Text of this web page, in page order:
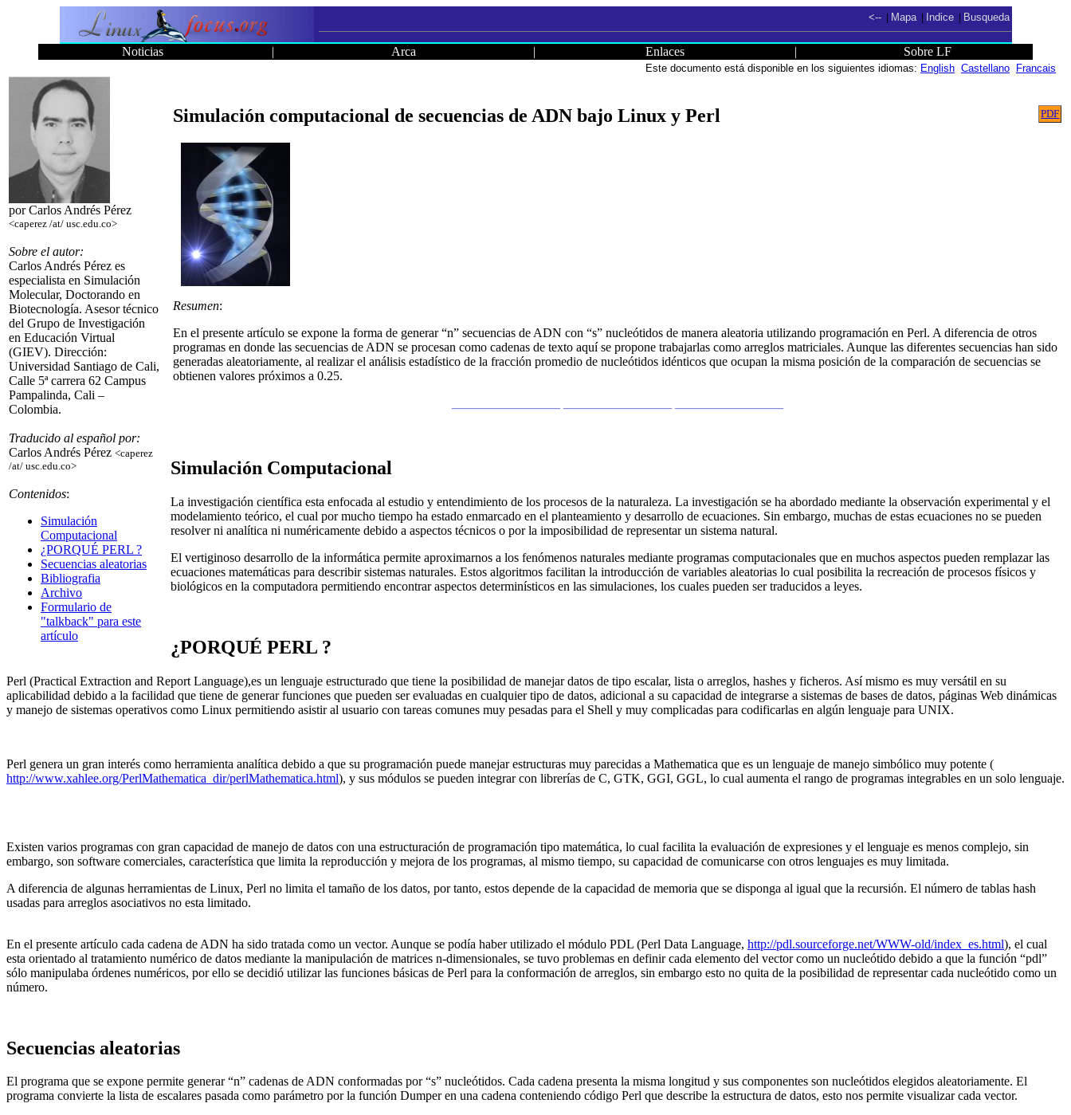
<--| Mapa| Indice| Busqueda
Noticias | Arca | Enlaces | Sobre LF
Este documento está disponible en los siguientes idiomas: English Castellano Francais
por Carlos Andrés Pérez
<caperez /at/ usc.edu.co>
Sobre el autor:
Carlos Andrés Pérez es
especialista en Simulación
Molecular, Doctorando en
Biotecnología. Asesor técnico
del Grupo de Investigación
en Educación Virtual
(GIEV). Dirección:
Universidad Santiago de Cali,
Calle 5ª carrera 62 Campus
Pampalinda, Cali –
Colombia.
Traducido al español por:
Carlos Andrés Pérez <caperez
/at/ usc.edu.co>
Contenidos:
Simulación
Computacional
¿PORQUÉ PERL ?
Secuencias aleatorias
Bibliografia
Archivo
Formulario de
"talkback" para este
artículo
PDF
Simulación computacional de secuencias de ADN bajo Linux y Perl
Resumen:
En el presente artículo se expone la forma de generar “n” secuencias de ADN con “s” nucleótidos de manera aleatoria utilizando programación en Perl. A diferencia de otros
programas en donde las secuencias de ADN se procesan como cadenas de texto aquí se propone trabajarlas como arreglos matriciales. Aunque las diferentes secuencias han sido
generadas aleatoriamente, al realizar el análisis estadístico de la fracción promedio de nucleótidos idénticos que ocupan la misma posición de la comparación de secuencias se
obtienen valores próximos a 0.25.
Simulación Computacional
La investigación científica esta enfocada al estudio y entendimiento de los procesos de la naturaleza. La investigación se ha abordado mediante la observación experimental y el
modelamiento teórico, el cual por mucho tiempo ha estado enmarcado en el planteamiento y desarrollo de ecuaciones. Sin embargo, muchas de estas ecuaciones no se pueden
resolver ni analítica ni numéricamente debido a aspectos técnicos o por la imposibilidad de representar un sistema natural.
El vertiginoso desarrollo de la informática permite aproximarnos a los fenómenos naturales mediante programas computacionales que en muchos aspectos pueden remplazar las
ecuaciones matemáticas para describir sistemas naturales. Estos algoritmos facilitan la introducción de variables aleatorias lo cual posibilita la recreación de procesos físicos y
biológicos en la computadora permitiendo encontrar aspectos determinísticos en las simulaciones, los cuales pueden ser traducidos a leyes.
¿PORQUÉ PERL ?
Perl (Practical Extraction and Report Language),es un lenguaje estructurado que tiene la posibilidad de manejar datos de tipo escalar, lista o arreglos, hashes y ficheros. Así mismo es muy versátil en su
aplicabilidad debido a la facilidad que tiene de generar funciones que pueden ser evaluadas en cualquier tipo de datos, adicional a su capacidad de integrarse a sistemas de bases de datos, páginas Web dinámicas
y manejo de sistemas operativos como Linux permitiendo asistir al usuario con tareas comunes muy pesadas para el Shell y muy complicadas para codificarlas en algún lenguaje para UNIX.
Perl genera un gran interés como herramienta analítica debido a que su programación puede manejar estructuras muy parecidas a Mathematica que es un lenguaje de manejo simbólico muy potente (
http://www.xahlee.org/PerlMathematica_dir/perlMathematica.html), y sus módulos se pueden integrar con librerías de C, GTK, GGI, GGL, lo cual aumenta el rango de programas integrables en un solo lenguaje.
Existen varios programas con gran capacidad de manejo de datos con una estructuración de programación tipo matemática, lo cual facilita la evaluación de expresiones y el lenguaje es menos complejo, sin
embargo, son software comerciales, característica que limita la reproducción y mejora de los programas, al mismo tiempo, su capacidad de comunicarse con otros lenguajes es muy limitada.
A diferencia de algunas herramientas de Linux, Perl no limita el tamaño de los datos, por tanto, estos depende de la capacidad de memoria que se disponga al igual que la recursión. El número de tablas hash
usadas para arreglos asociativos no esta limitado.
En el presente artículo cada cadena de ADN ha sido tratada como un vector. Aunque se podía haber utilizado el módulo PDL (Perl Data Language, http://pdl.sourceforge.net/WWW-old/index_es.html), el cual
esta orientado al tratamiento numérico de datos mediante la manipulación de matrices n-dimensionales, se tuvo problemas en definir cada elemento del vector como un nucleótido debido a que la función “pdl”
sólo manipulaba órdenes numéricos, por ello se decidió utilizar las funciones básicas de Perl para la conformación de arreglos, sin embargo esto no quita de la posibilidad de representar cada nucleótido como un
número.
Secuencias aleatorias
El programa que se expone permite generar “n” cadenas de ADN conformadas por “s” nucleótidos. Cada cadena presenta la misma longitud y sus componentes son nucleótidos elegidos aleatoriamente. El
programa convierte la lista de escalares pasada como parámetro por la función Dumperen una cadena conteniendo código Perl que describe la estructura de datos, esto nos permite visualizar cada vector.